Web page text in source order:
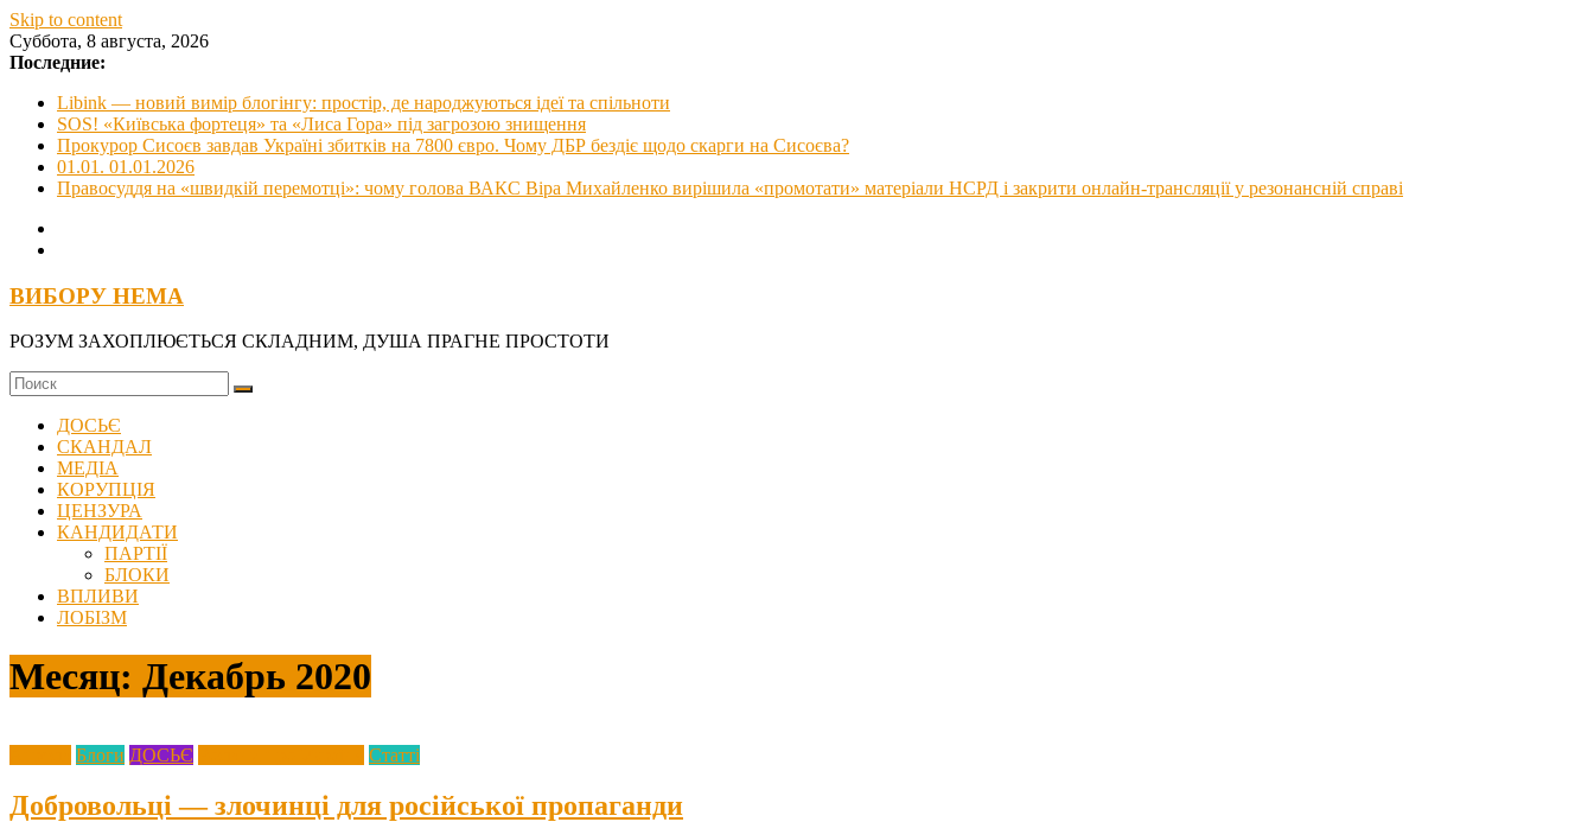
Skip to content
Суббота, 8 августа, 2026
Последние:
Libink — новий вимір блогінгу: простір, де народжуються ідеї та спільноти
SOS! «Київська фортеця» та «Лиса Гора» під загрозою знищення
Прокурор Сисоєв завдав Україні збитків на 7800 євро. Чому ДБР бездіє щодо скарги на Сисоєва?
01.01. 01.01.2026
Правосуддя на «швидкій перемотці»: чому голова ВАКС Віра Михайленко вирішила «промотати» матеріали НСРД і закрити онлайн-трансляції у резонансній справі
ВИБОРУ НЕМА
РОЗУМ ЗАХОПЛЮЄТЬСЯ СКЛАДНИМ, ДУША ПРАГНЕ ПРОСТОТИ
ДОСЬЄ
СКАНДАЛ
МЕДІА
КОРУПЦІЯ
ЦЕНЗУРА
КАНДИДАТИ
ПАРТІЇ
БЛОКИ
ВПЛИВИ
ЛОБІЗМ
Месяц: Декабрь 2020
Блоги ДОСЬЄ Статті
Добровольці — злочинці для російської пропаганди